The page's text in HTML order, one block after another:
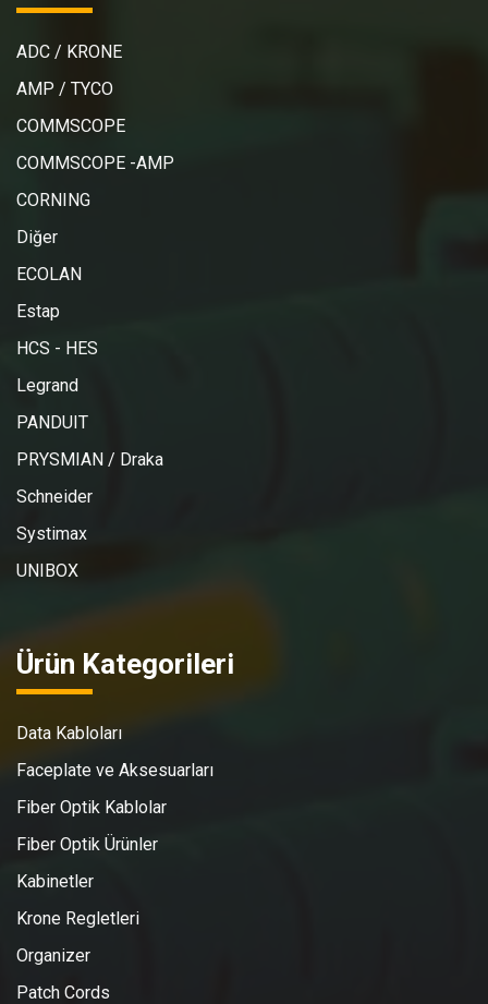
ADC / KRONE
AMP / TYCO
COMMSCOPE
COMMSCOPE -AMP
CORNING
Diğer
ECOLAN
Estap
HCS - HES
Legrand
PANDUIT
PRYSMIAN / Draka
Schneider
Systimax
UNIBOX
Ürün Kategorileri
Data Kabloları
Faceplate ve Aksesuarları
Fiber Optik Kablolar
Fiber Optik Ürünler
Kabinetler
Krone Regletleri
Organizer
Patch Cords